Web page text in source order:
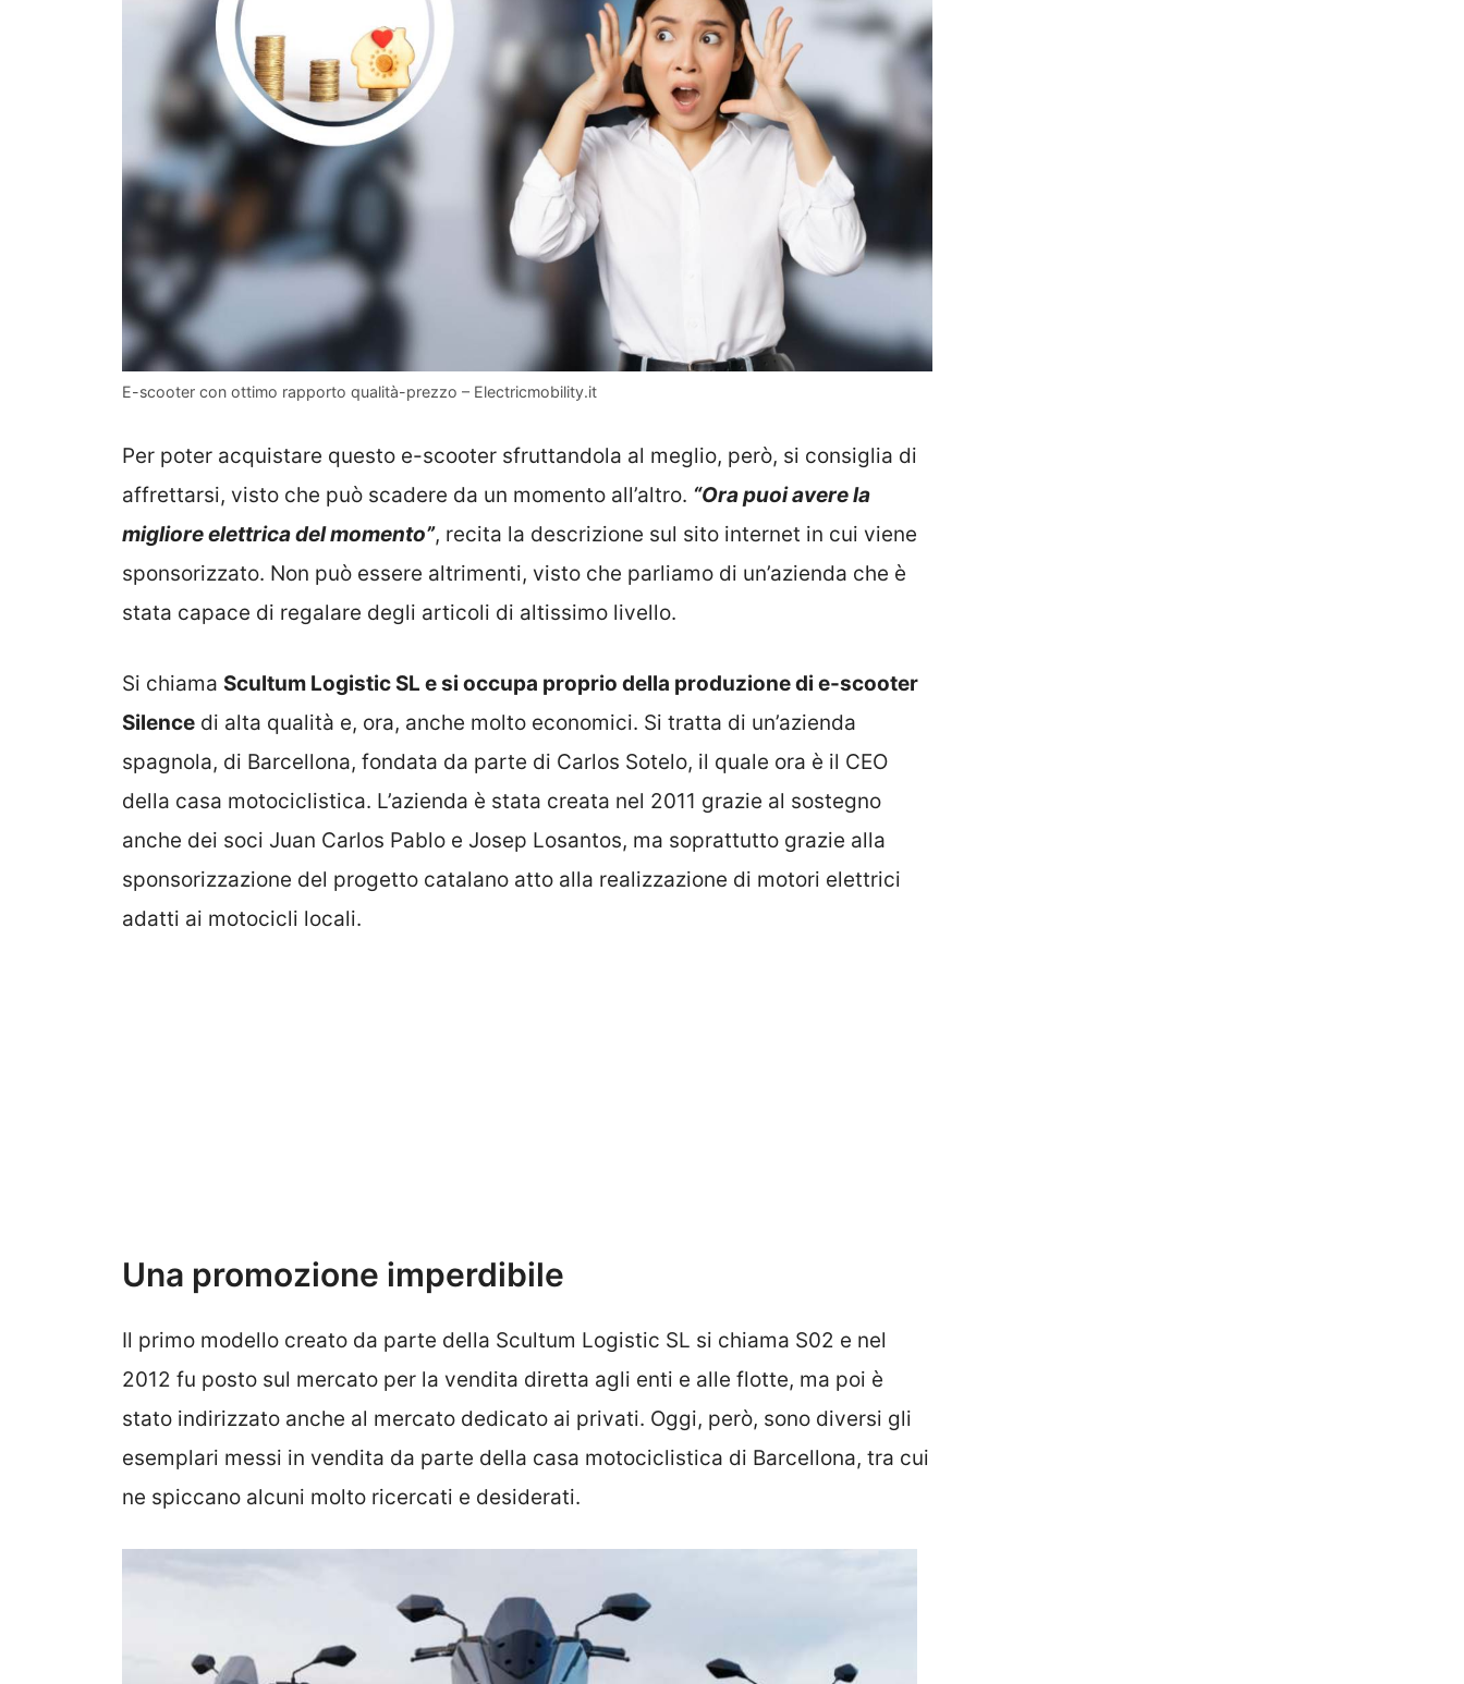
E-scooter con ottimo rapporto qualità-prezzo – Electricmobility.it
Per poter acquistare questo e-scooter sfruttandola al meglio, però, si consiglia di
affrettarsi, visto che può scadere da un momento all’altro. “Ora puoi avere la
migliore elettrica del momento”, recita la descrizione sul sito internet in cui viene
sponsorizzato. Non può essere altrimenti, visto che parliamo di un’azienda che è
stata capace di regalare degli articoli di altissimo livello.
Si chiama Scultum Logistic SL e si occupa proprio della produzione di e-scooter
Silence di alta qualità e, ora, anche molto economici. Si tratta di un’azienda
spagnola, di Barcellona, fondata da parte di Carlos Sotelo, il quale ora è il CEO
della casa motociclistica. L’azienda è stata creata nel 2011 grazie al sostegno
anche dei soci Juan Carlos Pablo e Josep Losantos, ma soprattutto grazie alla
sponsorizzazione del progetto catalano atto alla realizzazione di motori elettrici
adatti ai motocicli locali.
Una promozione imperdibile
Il primo modello creato da parte della Scultum Logistic SL si chiama S02 e nel
2012 fu posto sul mercato per la vendita diretta agli enti e alle flotte, ma poi è
stato indirizzato anche al mercato dedicato ai privati. Oggi, però, sono diversi gli
esemplari messi in vendita da parte della casa motociclistica di Barcellona, tra cui
ne spiccano alcuni molto ricercati e desiderati.